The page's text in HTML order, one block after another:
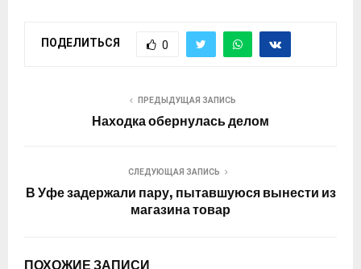
ПОДЕЛИТЬСЯ 0
ПРЕДЫДУЩАЯ ЗАПИСЬ
Находка обернулась делом
СЛЕДУЮЩАЯ ЗАПИСЬ
В Уфе задержали пару, пытавшуюся вынести из
магазина товар
ПОХОЖИЕ ЗАПИСИ